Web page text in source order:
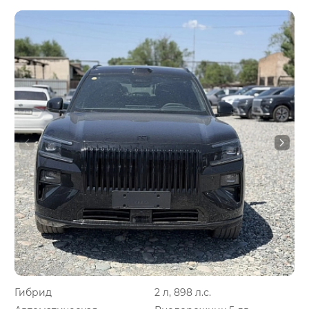
Гибрид
2 л, 898 л.с.